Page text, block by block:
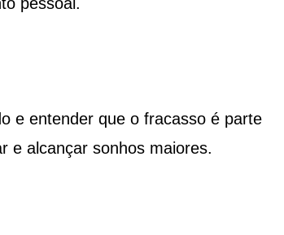
e entender que o fracasso é parte
e alcançar sonhos maiores.